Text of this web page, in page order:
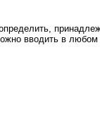
вводить в